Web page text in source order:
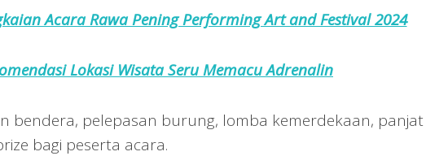
Acara Rawa Pening Performing Art and Festival 2024
Lokasi Wisata Seru Memacu Adrenalin
bendera, pelepasan burung, lomba kemerdekaan, panjat
bagi peserta acara.